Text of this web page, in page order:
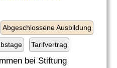
Abgeschlossene Ausbildung
Tarifvertrag
bei Stiftung